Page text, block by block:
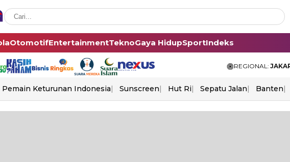
OtomotifEntertainmentTeknoGaya HidupSportIndeks
REGIONAL:
Pemain Keturunan Indonesia Sunscreen Hut Ri Sepatu Jalan Banten